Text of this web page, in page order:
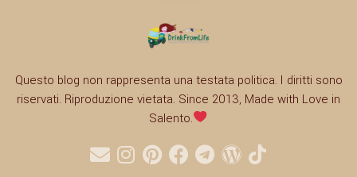
Questo blog non rappresenta una testata politica. I diritti sono
riservati. Riproduzione vietata. Since 2013, Made with Love in
Salento.